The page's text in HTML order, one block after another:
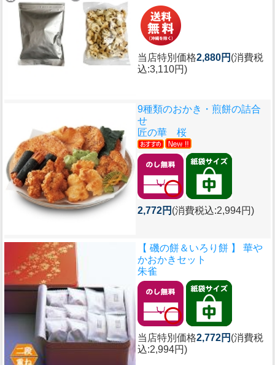
当店特別価格2,880円 (消費税
込:3,110円)
9種類のおかき・煎餅の詰合
せ
匠の華 桜
2,772円 (消費税込:2,994円)
【 磯の餅＆いろり餅 】 華や
かおかきセット
朱雀
当店特別価格2,772円 (消費税
込:2,994円)